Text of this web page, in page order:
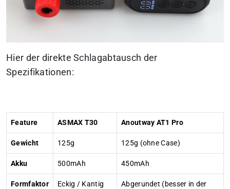
Hier der direkte Schlagabtausch der
Spezifikationen:
Feature ASMAX T30 Anoutway AT1 Pro
Gewicht 125g 125g (ohne Case)
Akku 500mAh 450mAh
Formfaktor Eckig / Kantig
Abgerundet (besser in der